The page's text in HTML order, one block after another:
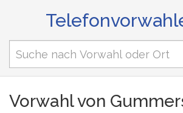
Vorwahl von